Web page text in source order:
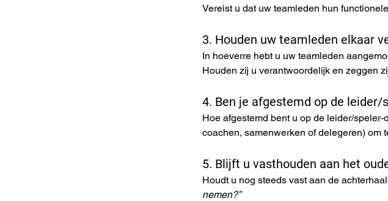
Vereist u dat uw teamleden hun
3. Houden uw teamleden elkaar
In hoeverre hebt u uw teamleden
Houden zij u verantwoordelijk en zeggen
4. Ben je afgestemd op de leider/
Hoe afgestemd bent u op de leider/
coachen, samenwerken of delegeren) om
5. Blijft u vasthouden aan het
Houdt u nog steeds vast aan de
nemen?”